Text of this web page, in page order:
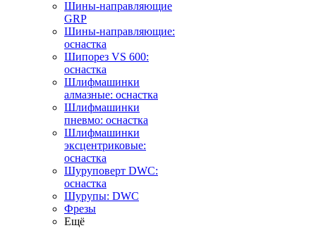
Шины-направляющие
GRP
Шины-направляющие:
оснастка
Шипорез VS 600:
оснастка
Шлифмашинки
алмазные: оснастка
Шлифмашинки
пневмо: оснастка
Шлифмашинки
эксцентриковые:
оснастка
Шуруповерт DWC:
оснастка
Шурупы: DWC
Фрезы
Ещё